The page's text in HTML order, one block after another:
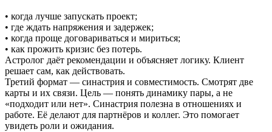
• когда лучше запускать проект;
• где ждать напряжения и задержек;
• когда проще договариваться и мириться;
• как прожить кризис без потерь.
Астролог даёт рекомендации и объясняет логику. Клиент
решает сам, как действовать.
Третий формат — синастрия и совместимость. Смотрят две
карты и их связи. Цель — понять динамику пары, а не
«подходит или нет». Синастрия полезна в отношениях и
работе. Её делают для партнёров и коллег. Это помогает
увидеть роли и ожидания.